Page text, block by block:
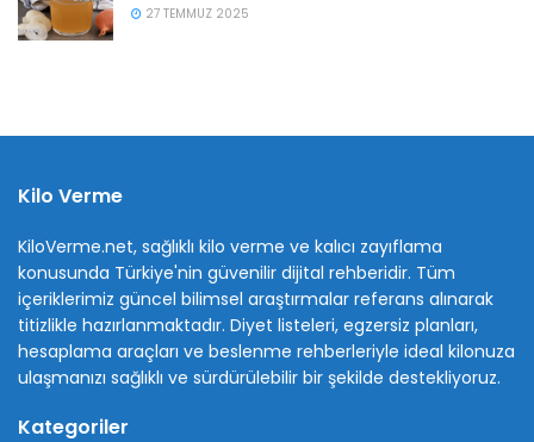
27 TEMMUZ 2025
Kilo Verme
KiloVerme.net, sağlıklı kilo verme ve kalıcı zayıflama
konusunda Türkiye'nin güvenilir dijital rehberidir. Tüm
içeriklerimiz güncel bilimsel araştırmalar referans alınarak
titizlikle hazırlanmaktadır. Diyet listeleri, egzersiz planları,
hesaplama araçları ve beslenme rehberleriyle ideal kilonuza
ulaşmanızı sağlıklı ve sürdürülebilir bir şekilde destekliyoruz.
Kategoriler